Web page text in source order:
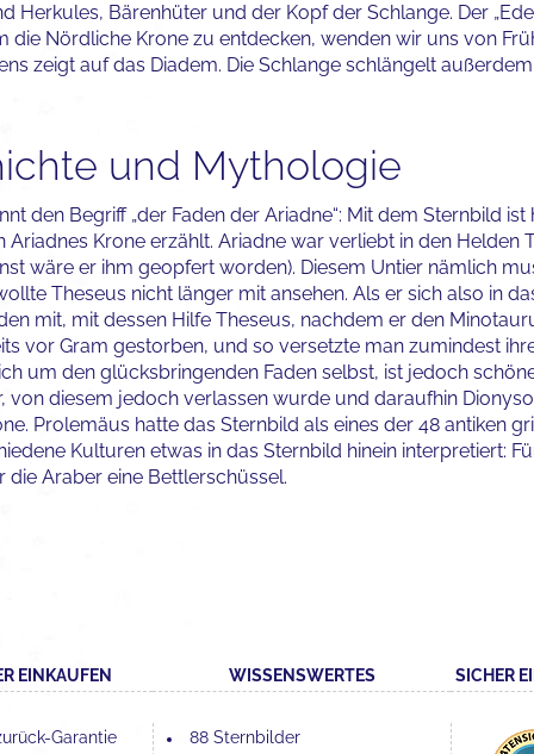
Herkules, Bärenhüter und der Kopf der Schlange. Der
die Nördliche Krone zu entdecken, wenden wir uns von
zeigt auf das Diadem. Die Schlange schlängelt
und Mythologie
den Begriff „der Faden der Ariadne“: Mit dem Sternbild
Ariadnes Krone erzählt. Ariadne war verliebt in den
wäre er ihm geopfert worden). Diesem Untier nämlich
Theseus nicht länger mit ansehen. Als er sich also in
mit, mit dessen Hilfe Theseus, nachdem er den
vor Gram gestorben, und so versetzte man zumindest
um den glücksbringenden Faden selbst, ist jedoch
von diesem jedoch verlassen wurde und daraufhin
Prolemäus hatte das Sternbild als eines der 48 antiken
Kulturen etwas in das Sternbild hinein interpretiert:
die Araber eine Bettlerschüssel.
EINKAUFEN
Garantie
WISSENSWERTES
88 Sternbilder
SICHER